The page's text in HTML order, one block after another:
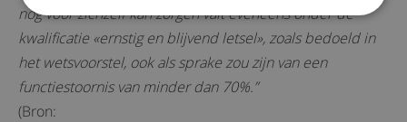
nog voor zichzelf kan zorgen valt eveneens onder de
kwalificatie «ernstig en blijvend letsel», zoals bedoeld in
het wetsvoorstel, ook als sprake zou zijn van een
functiestoornis van minder dan 70%.”
(Bron: